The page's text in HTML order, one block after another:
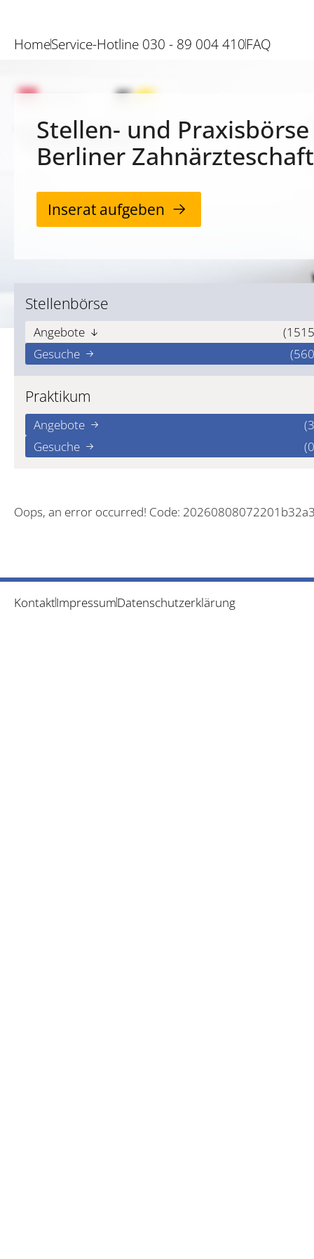
HomeService-Hotline 030 - 89 004 410FAQ
Stellen- und
Berliner Zahnärzteschaft
Inserat aufgeben
Stellenbörse
Angebote
Gesuche
Praktikum
Angebote
Gesuche
Oops, an error occurred! Code:
KontaktImpressumDatenschutzerklärung